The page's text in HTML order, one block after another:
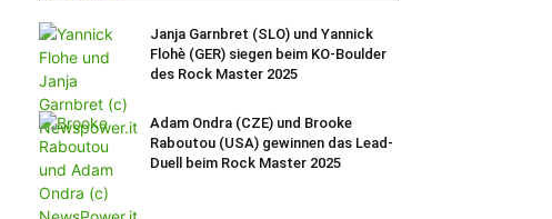
Janja Garnbret (SLO) und Yannick
Flohè (GER) siegen beim KO-Boulder
des Rock Master 2025
Adam Ondra (CZE) und Brooke
Raboutou (USA) gewinnen das Lead-
Duell beim Rock Master 2025